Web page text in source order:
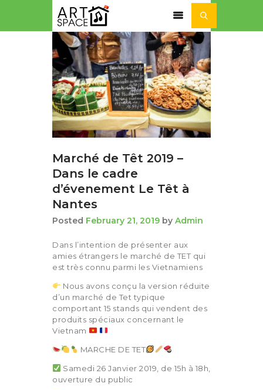
ACTUALITÉ
SÉJOURS ET STAGES
NOS ACTIVITÉS
NOTRE
Marché de Têt 2019 –
Dans le cadre
d’évenement Le Têt à
Nantes
Posted February 21, 2019 by Admin
Dans l’intention de présenter aux
amies étrangers le marché de TET qui
est très connu parmi les Vietnamiens
Nous avons conçu la version réduite
d’un marché de Tet typique
comportant 15 stands qui vendent des
produits spéciaux concernant le
Vietnam
MARCHE DE TET
Samedi 26 Janvier 2019, de 15h à 18h,
ouverture du public